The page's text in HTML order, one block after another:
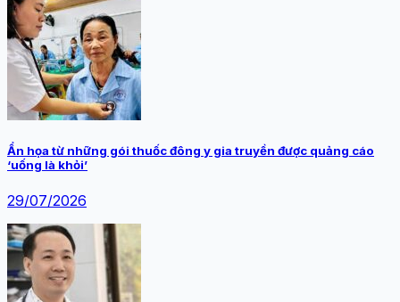
Ẩn họa từ những gói thuốc đông y gia truyền được quảng cáo
‘uống là khỏi’
29/07/2026